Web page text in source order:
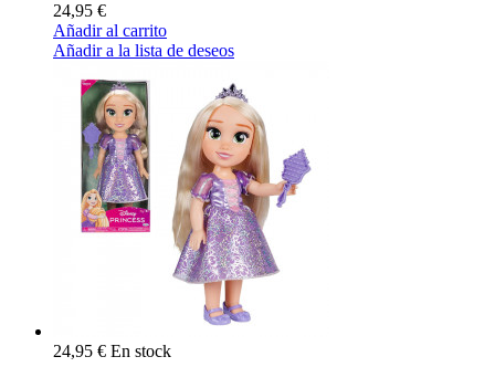
24,95 €
Añadir al carrito
Añadir a la lista de deseos
24,95 € En stock